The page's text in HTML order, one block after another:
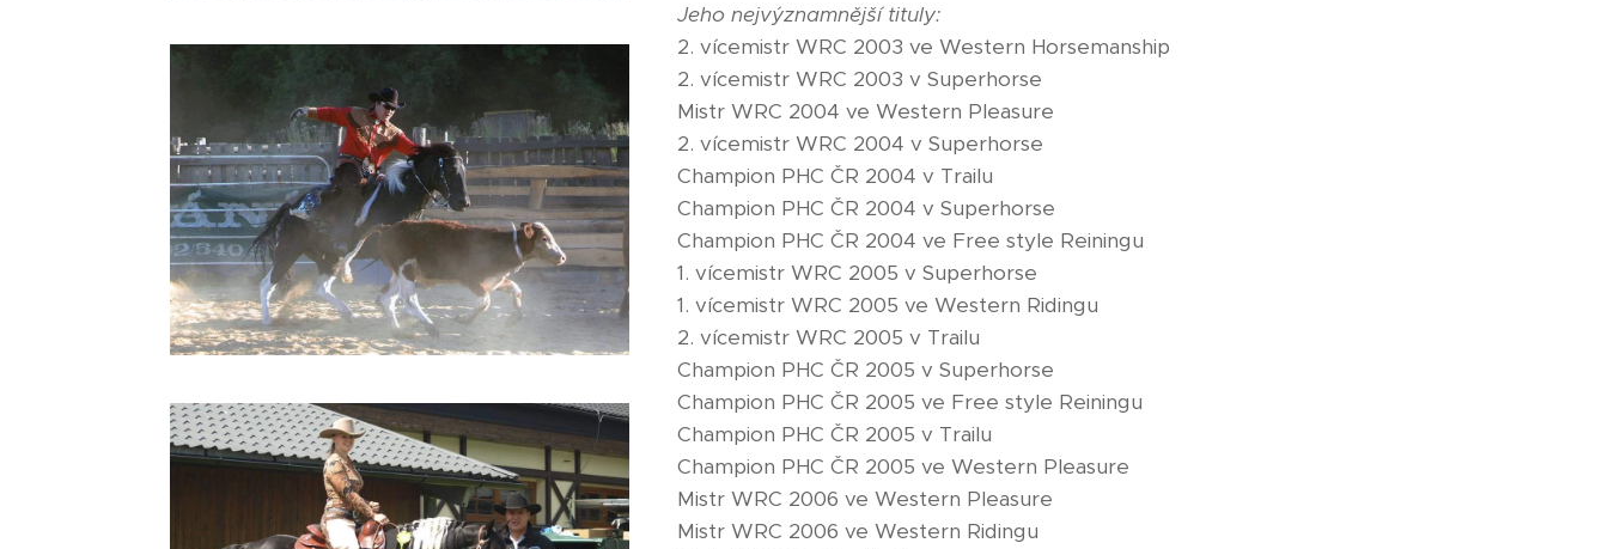
Jeho nejvýznamnější tituly:
2. vícemistr WRC 2003 ve Western Horsemanship
2. vícemistr WRC 2003 v Superhorse
Mistr WRC 2004 ve Western Pleasure
2. vícemistr WRC 2004 v Superhorse
Champion PHC ČR 2004 v Trailu
Champion PHC ČR 2004 v Superhorse
Champion PHC ČR 2004 ve Free style Reiningu
1. vícemistr WRC 2005 v Superhorse
1. vícemistr WRC 2005 ve Western Ridingu
2. vícemistr WRC 2005 v Trailu
Champion PHC ČR 2005 v Superhorse
Champion PHC ČR 2005 ve Free style Reiningu
Champion PHC ČR 2005 v Trailu
Champion PHC ČR 2005 ve Western Pleasure
Mistr WRC 2006 ve Western Pleasure
Mistr WRC 2006 ve Western Ridingu